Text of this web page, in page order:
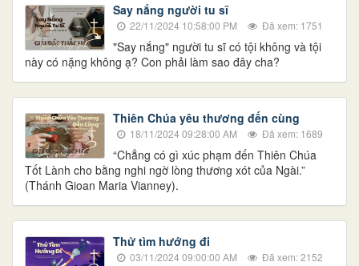
Say nắng người tu sĩ
22/11/2024 10:58:00 PM Đã xem: 1751
"Say nắng" người tu sĩ có tội không và tội
này có nặng không ạ? Con phải làm sao đây cha?
Thiên Chúa yêu thương đến cùng
18/11/2024 09:28:00 AM Đã xem: 1689
“Chẳng có gì xúc phạm đến Thiên Chúa
Tốt Lành cho bằng nghi ngờ lòng thương xót của Ngài.”
(Thánh Gioan Maria Vianney).
Thử tìm hướng đi
03/11/2024 09:00:00 AM Đã xem: 2152